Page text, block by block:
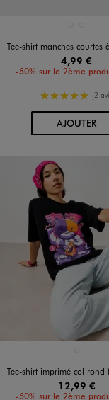
Tee-shirt manches courtes à col
4,99 €
-50% sur le 2ème
5/5 de (2
AJOUTERAU
Tee-shirt imprimé col rond fille -
12,99 €
-50% sur le 2ème